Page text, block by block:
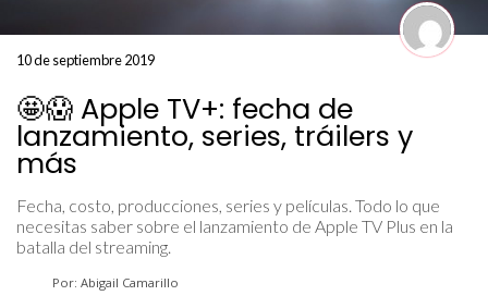
10 de septiembre 2019
🤩😱 Apple TV+: fecha de
lanzamiento, series, tráilers y
más
Fecha, costo, producciones, series y películas. Todo lo que
necesitas saber sobre el lanzamiento de Apple TV Plus en la
batalla del streaming.
Por: Abigail Camarillo